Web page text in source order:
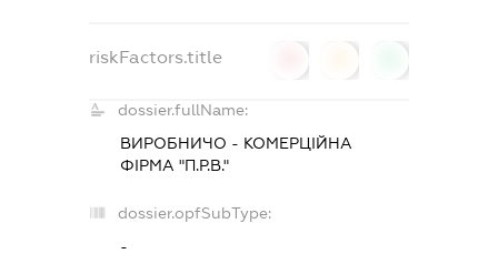
riskFactors.title
dossier.fullName:
ВИРОБНИЧО - КОМЕРЦІЙНА
ФІРМА "П.Р.В."
dossier.opfSubType:
-